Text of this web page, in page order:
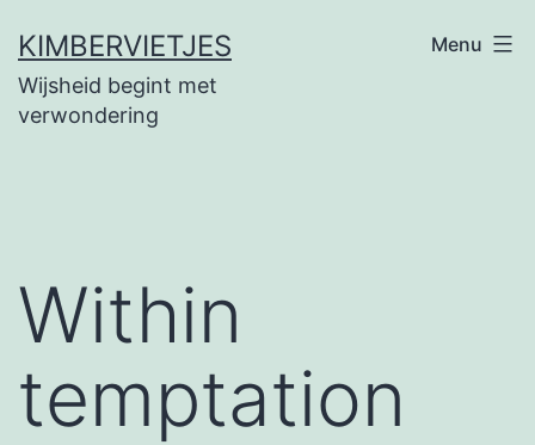
naar
de
KIMBERVIETJES
Wijsheid begint met
verwondering
Menu
Within
temptation